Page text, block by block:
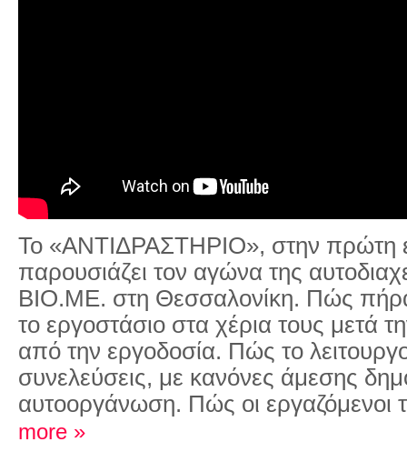
Το «ΑΝΤΙΔΡΑΣΤΗΡΙΟ», στην πρώτη
παρουσιάζει τον αγώνα της
ΒΙΟ.ΜΕ. στη Θεσσαλονίκη. Πώς
το εργοστάσιο στα χέρια τους μετά
από την εργοδοσία. Πώς το
συνελεύσεις, με κανόνες άμεσης
αυτοοργάνωση. Πώς οι εργαζόμενοι
more »